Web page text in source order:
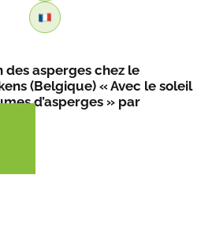
asperges chez le
(Belgique) « Avec le soleil
d’asperges » par